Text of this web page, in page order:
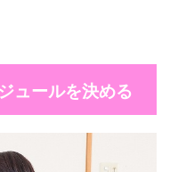
ュールを決める